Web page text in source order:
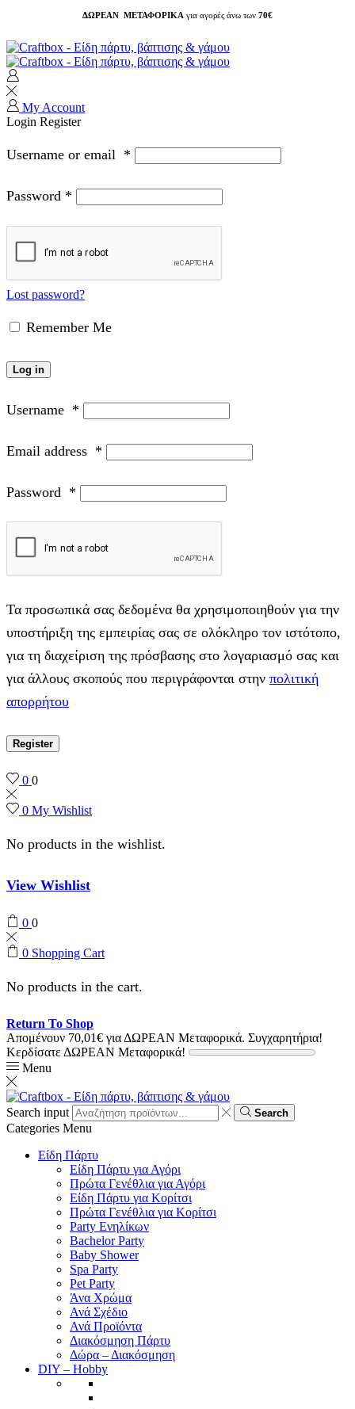
ΔΩΡΕΑΝ ΜΕΤΑΦΟΡΙΚΑ για αγορές άνω των 70€
My Account
Login Register
Username or email *
Password *
Lost password?
Remember Me
Log in
Username *
Email address *
Password *
Τα προσωπικά σας δεδομένα θα χρησιμοποιηθούν για την
υποστήριξη της εμπειρίας σας σε ολόκληρο τον ιστότοπο,
για τη διαχείριση της πρόσβασης στο λογαριασμό σας και
για άλλους σκοπούς που περιγράφονται στην πολιτική
απορρήτου
Register
0 0
0 My Wishlist
No products in the wishlist.
View Wishlist
0 0
0 Shopping Cart
No products in the cart.
Return To Shop
Απομένουν 70,01€ για ΔΩΡΕΑΝ Μεταφορικά. Συγχαρητήρια!
Κερδίσατε ΔΩΡΕΑΝ Μεταφορικά!
Menu
Search input Search
Categories Menu
Είδη Πάρτυ
Είδη Πάρτυ για Αγόρι
Πρώτα Γενέθλια για Αγόρι
Είδη Πάρτυ για Κορίτσι
Πρώτα Γενέθλια για Κορίτσι
Party Ενηλίκων
Bachelor Party
Baby Shower
Spa Party
Pet Party
Άνα Χρώμα
Ανά Σχέδιο
Ανά Προϊόντα
Διακόσμηση Πάρτυ
Δώρα – Διακόσμηση
DIY – Hobby